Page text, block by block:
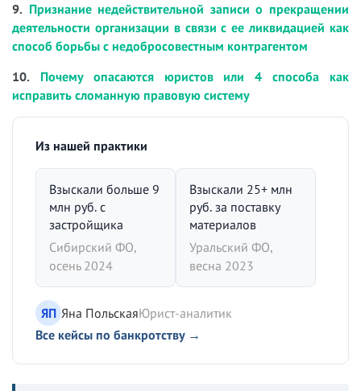
9. Признание недействительной записи о прекращении
деятельности организации в связи с ее ликвидацией как
способ борьбы с недобросовестным контрагентом
10. Почему опасаются юристов или 4 способа как
исправить сломанную правовую систему
Из нашей практики
Взыскали больше 9
млн руб. с
застройщика
Сибирский ФО,
осень 2024
Взыскали 25+ млн
руб. за поставку
материалов
Уральский ФО,
весна 2023
ЯП Яна ПольскаяЮрист-аналитик
Все кейсы по банкротству →